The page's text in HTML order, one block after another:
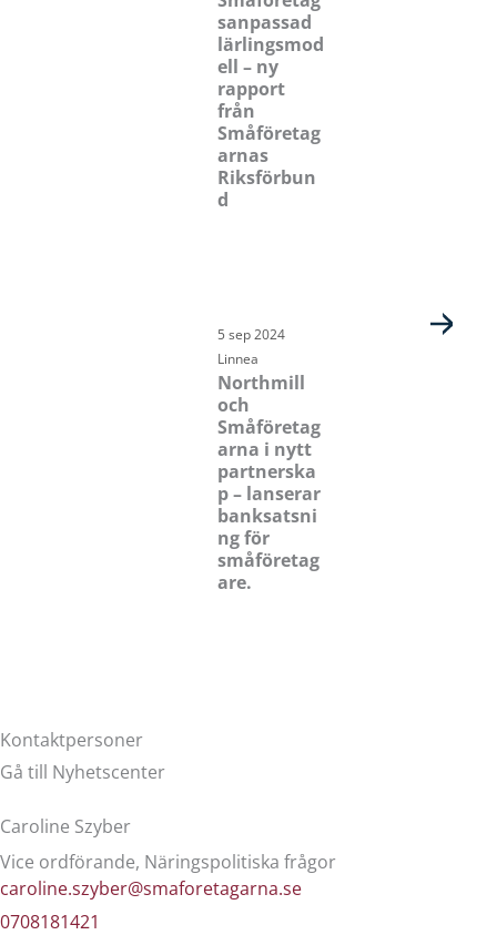
sanpassad
lärlingsmod
ell – ny
rapport
från
Småföretag
arnas
Riksförbun
d
5 sep 2024
Linnea
Northmill
och
Småföretag
arna i nytt
partnerska
p – lanserar
banksatsni
ng för
småföretag
are.
Kontaktpersoner
Gå till Nyhetscenter
Caroline Szyber
Vice ordförande, Näringspolitiska frågor
caroline.szyber@smaforetagarna.se
0708181421